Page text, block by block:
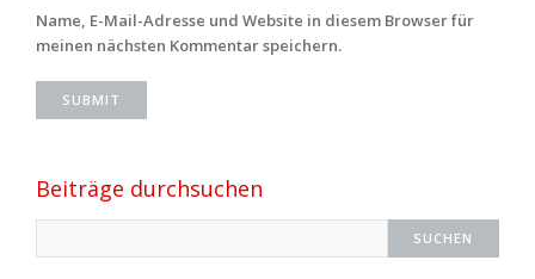
Name, E-Mail-Adresse und Website in diesem Browser für
meinen nächsten Kommentar speichern.
Beiträge durchsuchen